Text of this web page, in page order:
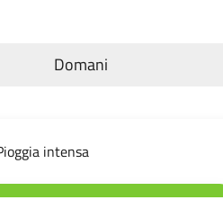
Domani
intensa